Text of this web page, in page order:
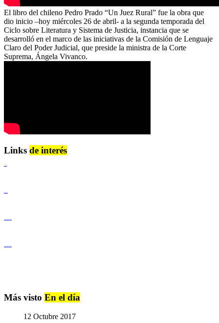
El libro del chileno Pedro Prado “Un Juez Rural” fue la obra que
dio inicio –hoy miércoles 26 de abril- a la segunda temporada del
Ciclo sobre Literatura y Sistema de Justicia, instancia que se
desarrolló en el marco de las iniciativas de la Comisión de Lenguaje
Claro del Poder Judicial, que preside la ministra de la Corte
Suprema, Ángela Vivanco.
Links de interés
Más visto En el día
12 Octubre 2017